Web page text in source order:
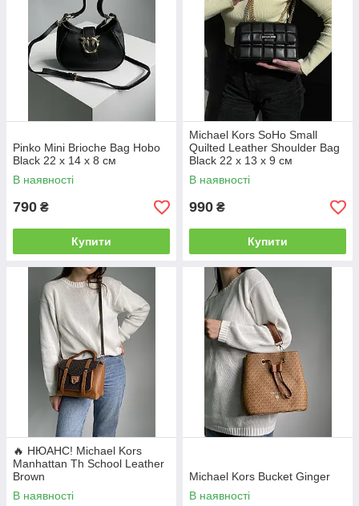
Pinko Mini Brioche Bag Hobo
Black 22 x 14 x 8 см
В наявності
790 ₴
Купити
Michael Kors SoHo Small
Quilted Leather Shoulder Bag
Black 22 х 13 х 9 см
В наявності
990 ₴
Купити
🔥 НЮАНС! Michael Kors
Manhattan Th School Leather
Brown
В наявності
Michael Kors Bucket Ginger
В наявності